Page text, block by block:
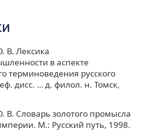
В. Лексика
в аспекте
терминоведения русского
дисс. … д. филол. н. Томск,
В. Словарь золотого промысла
М.: Русский путь, 1998.